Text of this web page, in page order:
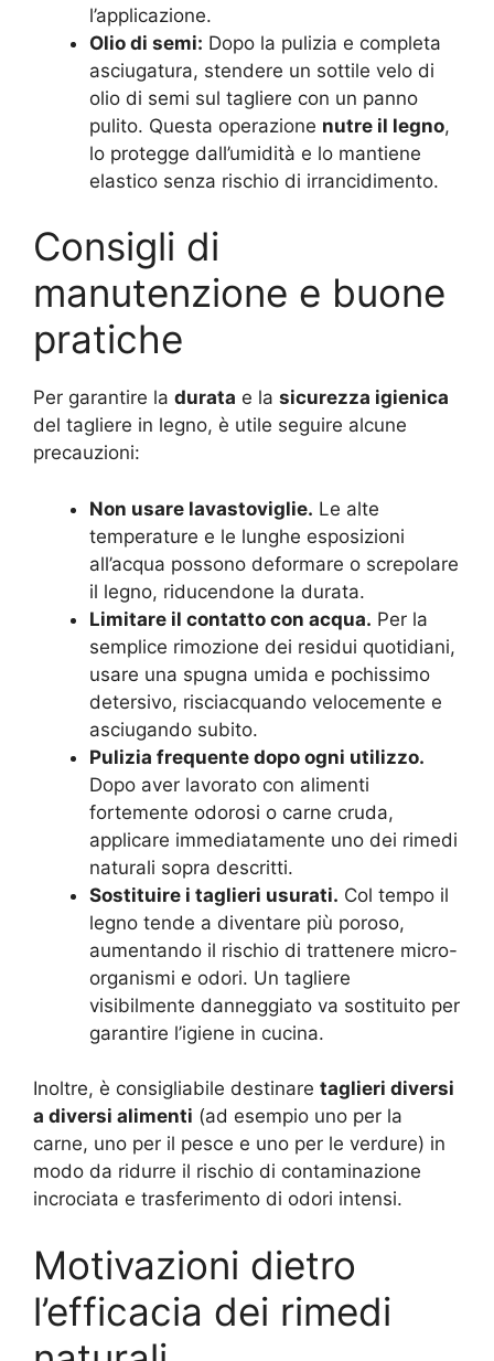
l’applicazione.
Olio di semi: Dopo la pulizia e completa
asciugatura, stendere un sottile velo di
olio di semi sul tagliere con un panno
pulito. Questa operazione nutre il legno,
lo protegge dall’umidità e lo mantiene
elastico senza rischio di irrancidimento.
Consigli di
manutenzione e buone
pratiche
Per garantire la durata e la sicurezza igienica
del tagliere in legno, è utile seguire alcune
precauzioni:
Non usare lavastoviglie. Le alte
temperature e le lunghe esposizioni
all’acqua possono deformare o screpolare
il legno, riducendone la durata.
Limitare il contatto con acqua. Per la
semplice rimozione dei residui quotidiani,
usare una spugna umida e pochissimo
detersivo, risciacquando velocemente e
asciugando subito.
Pulizia frequente dopo ogni utilizzo.
Dopo aver lavorato con alimenti
fortemente odorosi o carne cruda,
applicare immediatamente uno dei rimedi
naturali sopra descritti.
Sostituire i taglieri usurati. Col tempo il
legno tende a diventare più poroso,
aumentando il rischio di trattenere micro-
organismi e odori. Un tagliere
visibilmente danneggiato va sostituito per
garantire l’igiene in cucina.
Inoltre, è consigliabile destinare taglieri diversi
a diversi alimenti (ad esempio uno per la
carne, uno per il pesce e uno per le verdure) in
modo da ridurre il rischio di contaminazione
incrociata e trasferimento di odori intensi.
Motivazioni dietro
l’efficacia dei rimedi